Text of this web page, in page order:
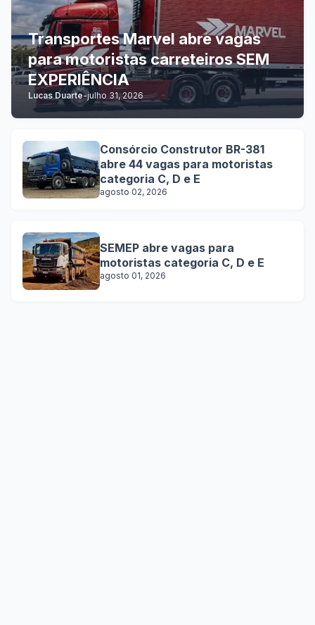
Transportes Marvel abre vagas
para motoristas carreteiros SEM
EXPERIÊNCIA
Lucas Duarte-julho 31, 2026
Consórcio Construtor BR-381
abre 44 vagas para motoristas
categoria C, D e E
agosto 02, 2026
SEMEP abre vagas para
motoristas categoria C, D e E
agosto 01, 2026